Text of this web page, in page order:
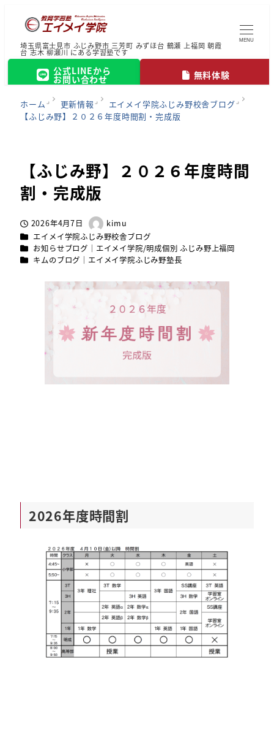
埼玉県富士見市 ふじみ野市 三芳町 みずほ台 鶴瀬 上福岡 朝霞
台 志木 柳瀬川 にある学習塾です
公式LINEから
お問い合わせ 無料体験
MENU
ホーム 更新情報
エイメイ学院ふじみ野校舎ブログ
【ふじみ野】２０２６年度時間割・完成版
【ふじみ野】２０２６年度時間
割・完成版
投稿日2026年4月7日
著
者
kimu
カテゴリー
エイメイ学院ふじみ野校舎ブログ
カテゴリー
お知らせブログ｜エイメイ学院/明成個別 ふじみ野上福岡
カテゴリー
キムのブログ｜エイメイ学院ふじみ野塾長
2026年度時間割